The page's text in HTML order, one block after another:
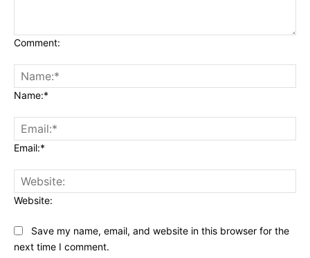
Comment:
Name:*
Email:*
Website:
Save my name, email, and website in this browser for the
next time I comment.